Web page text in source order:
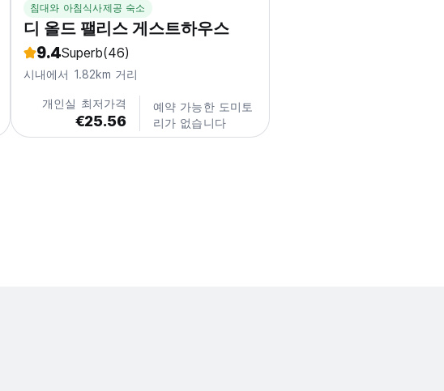
침대와 아침식사제공 숙소
디 올드 팰리스 게스트하우스
9.4Superb(46)
시내에서 1.82km 거리
개인실 최저가격
€25.56
예약 가능한 도미토
리가 없습니다